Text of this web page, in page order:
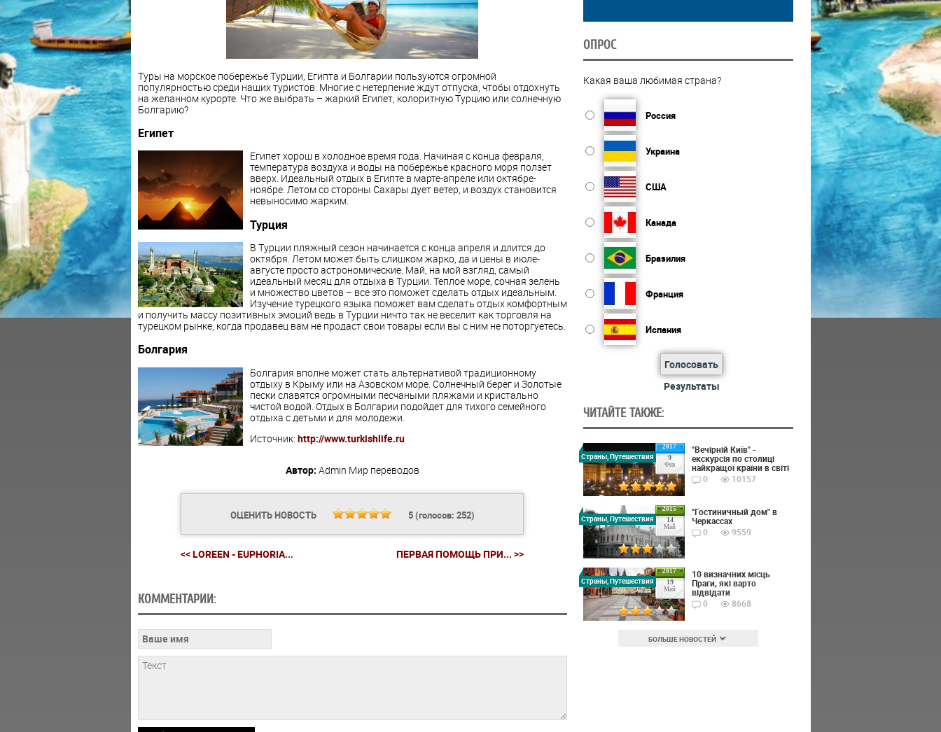
Туры на морское побережье Турции, Египта и Болгарии пользуются огромной
популярностью среди наших туристов. Многие с нетерпение ждут отпуска, чтобы отдохнуть
на желанном курорте. Что же выбрать – жаркий Египет, колоритную Турцию или солнечную
Болгарию?
Египет
Египет хорош в холодное время года. Начиная с конца февраля,
температура воздуха и воды на побережье красного моря ползет
вверх. Идеальный отдых в Египте в марте-апреле или октябре-
ноябре. Летом со стороны Сахары дует ветер, и воздух становится
невыносимо жарким.
Турция
В Турции пляжный сезон начинается с конца апреля и длится до
октября. Летом может быть слишком жарко, да и цены в июле-
августе просто астрономические. Май, на мой взгляд, самый
идеальный месяц для отдыха в Турции. Теплое море, сочная зелень
и множество цветов – все это поможет сделать отдых идеальным.
Изучение турецкого языка поможет вам сделать отдых комфортным
и получить массу позитивных эмоций ведь в Турции ничто так не веселит как торговля на
турецком рынке, когда продавец вам не продаст свои товары если вы с ним не поторгуетесь.
Болгария
Болгария вполне может стать альтернативой традиционному
отдыху в Крыму или на Азовском море. Солнечный берег и Золотые
пески славятся огромными песчаными пляжами и кристально
чистой водой. Отдых в Болгарии подойдет для тихого семейного
отдыха с детьми и для молодежи.
Источник: http://www.turkishlife.ru
Автор: Admin Мир переводов
ОЦЕНИТЬ НОВОСТЬ 5(голосов: 252)
<< LOREEN - EUPHORIA... ПЕРВАЯ ПОМОЩЬ ПРИ... >>
КОММЕНТАРИИ:
ОПРОС
Какая ваша любимая страна?
Россия
Украина
США
Канада
Бразилия
Франция
Испания
Голосовать
Результаты
ЧИТАЙТЕ ТАКЖЕ:
2017
9
Фев
Страны, Путешествия
"Вечірній Київ" -
екскурсія по столиці
найкращої країни в світі
0
10157
2015
14
Май
Страны, Путешествия
"Гостиничный дом" в
Черкассах
0
9559
2017
19
Май
Страны, Путешествия
10 визначних місць
Праги, які варто
відвідати
0
8668
БОЛЬШЕ НОВОСТЕЙ